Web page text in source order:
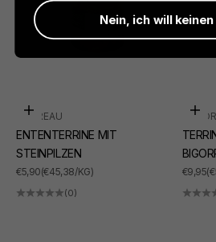
In den Warenkorb
SUDREAU
ENTENTERRINE MIT
STEINPILZEN
ANGEBOT
€5,90(€45,38/KG)
(0)
In
LE
€9,95
Nein, ich will